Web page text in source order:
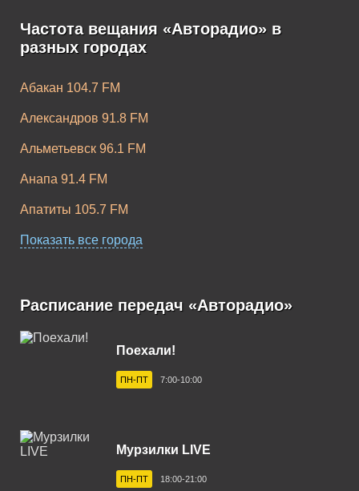
Частота вещания «Авторадио» в
разных городах
Абакан 104.7 FM
Александров 91.8 FM
Альметьевск 96.1 FM
Анапа 91.4 FM
Апатиты 105.7 FM
Апшеронск 102.9 FM
Армавир 102.3 FM
Арсеньев 102.8 FM
Архангельск 101.6 FM
Астрахань 101.7 FM
Ахтубинск 104.8 FM
Показать все города
Расписание передач «Авторадио»
Поехали!
ПН-ПТ 7:00-10:00
Мурзилки LIVE
ПН-ПТ 18:00-21:00